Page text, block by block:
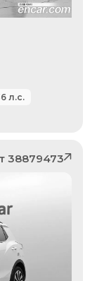
л.с.
38879473